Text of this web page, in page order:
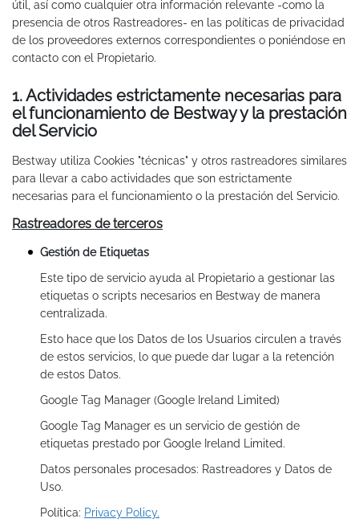
útil, así como cualquier otra información relevante -como la
presencia de otros Rastreadores- en las políticas de privacidad
de los proveedores externos correspondientes o poniéndose en
contacto con el Propietario.
1. Actividades estrictamente necesarias para
el funcionamiento de Bestway y la prestación
del Servicio
Bestway utiliza Cookies "técnicas" y otros rastreadores similares
para llevar a cabo actividades que son estrictamente
necesarias para el funcionamiento o la prestación del Servicio.
Rastreadores de terceros
Gestión de Etiquetas
Este tipo de servicio ayuda al Propietario a gestionar las
etiquetas o scripts necesarios en Bestway de manera
centralizada.
Esto hace que los Datos de los Usuarios circulen a través
de estos servicios, lo que puede dar lugar a la retención
de estos Datos.
Google Tag Manager (Google Ireland Limited)
Google Tag Manager es un servicio de gestión de
etiquetas prestado por Google Ireland Limited.
Datos personales procesados: Rastreadores y Datos de
Uso.
Política: Privacy Policy.